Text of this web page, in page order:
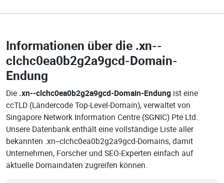
Informationen über die .xn--
clchc0ea0b2g2a9gcd-Domain-
Endung
Die .xn--clchc0ea0b2g2a9gcd-Domain-Endung ist eine
ccTLD (Ländercode Top-Level-Domain), verwaltet von
Singapore Network Information Centre (SGNIC) Pte Ltd.
Unsere Datenbank enthält eine vollständige Liste aller
bekannten .xn--clchc0ea0b2g2a9gcd-Domains, damit
Unternehmen, Forscher und SEO-Experten einfach auf
aktuelle Domaindaten zugreifen können.